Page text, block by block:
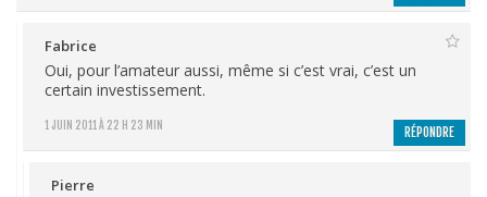
Fabrice
1 JUIN 2011 À 22 H 23 MIN
Oui, pour l’amateur aussi, même si c’est vrai, c’est un
certain investissement.
RÉPONDRE
Pierre